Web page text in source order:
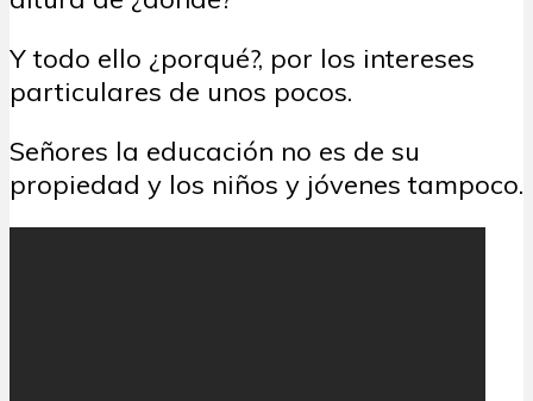
Y todo ello ¿porqué?, por los intereses
particulares de unos pocos.
Señores la educación no es de su
propiedad y los niños y jóvenes tampoco.